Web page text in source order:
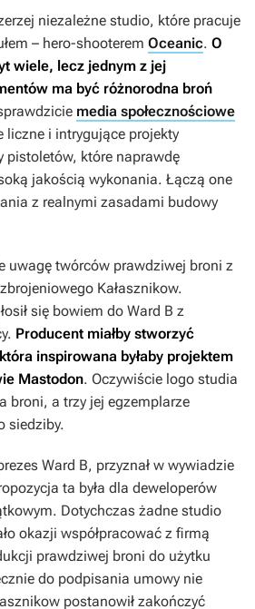
niezależne studio, które pracuje
– hero-shooterem Oceanic. O
wiele, lecz jednym z jej
ma być różnorodna broń
media społecznościowe
liczne i intrygujące projekty
pistoletów, które naprawdę
jakością wykonania. Łączą one
z realnymi zasadami budowy
uwagę twórców prawdziwej broni z
Kałasznikow.
się bowiem do Ward B z
Producent miałby stworzyć
inspirowana byłaby projektem
Mastodon. Oczywiście logo studia
broni, a trzy jej egzemplarze
siedziby.
Ward B, przyznał w wywiadzie
ta była dla deweloperów
Dotychczas żadne studio
okazji współpracować z firmą
prawdziwej broni do użytku
do podpisania umowy nie
postanowił zakończyć